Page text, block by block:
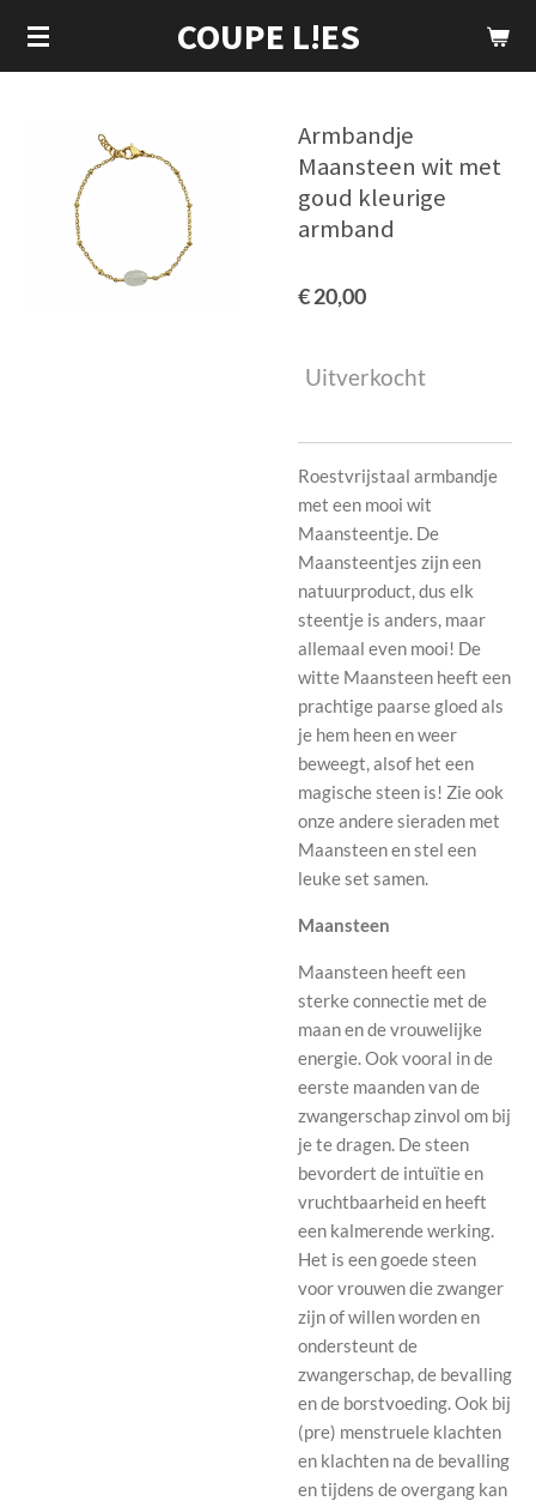
Ga
direct
hoofdinhoud
COUPE L!ES
Armbandje
Maansteen wit met
goud kleurige
armband
€ 20,00
Uitverkocht
Roestvrijstaal armbandje
met een mooi wit
Maansteentje. De
Maansteentjes zijn een
natuurproduct, dus elk
steentje is anders, maar
allemaal even mooi! De
witte Maansteen heeft een
prachtige paarse gloed als
je hem heen en weer
beweegt, alsof het een
magische steen is! Zie ook
onze andere sieraden met
Maansteen en stel een
leuke set samen.
Maansteen
Maansteen heeft een
sterke connectie met de
maan en de vrouwelijke
energie. Ook vooral in de
eerste maanden van de
zwangerschap zinvol om bij
je te dragen. De steen
bevordert de intuïtie en
vruchtbaarheid en heeft
een kalmerende werking.
Het is een goede steen
voor vrouwen die zwanger
zijn of willen worden en
ondersteunt de
zwangerschap, de bevalling
en de borstvoeding. Ook bij
(pre) menstruele klachten
en klachten na de bevalling
en tijdens de overgang kan